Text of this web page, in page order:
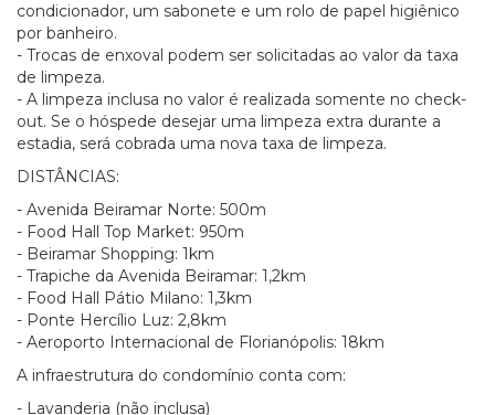
condicionador, um sabonete e um rolo de papel higiênico
por banheiro.
- Trocas de enxoval podem ser solicitadas ao valor da taxa
de limpeza.
- A limpeza inclusa no valor é realizada somente no check-
out. Se o hóspede desejar uma limpeza extra durante a
estadia, será cobrada uma nova taxa de limpeza.
DISTÂNCIAS:
- Avenida Beiramar Norte: 500m
- Food Hall Top Market: 950m
- Beiramar Shopping: 1km
- Trapiche da Avenida Beiramar: 1,2km
- Food Hall Pátio Milano: 1,3km
- Ponte Hercílio Luz: 2,8km
- Aeroporto Internacional de Florianópolis: 18km
A infraestrutura do condomínio conta com:
- Lavanderia (não inclusa)